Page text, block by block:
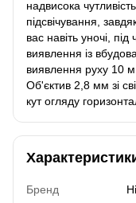
надвисока
підсвічування,
вас навіть уночі,
виявлення із
виявлення руху 10
Об'єктив 2,8 мм зі
кут огляду
Бренд